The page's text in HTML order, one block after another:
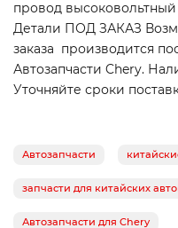
провод высоковольтный
Детали ПОД ЗАКАЗ
заказа производится
Автозапчасти Chery.
Уточняйте сроки
Автозапчасти
запчасти для китайских
Автозапчасти для Chery